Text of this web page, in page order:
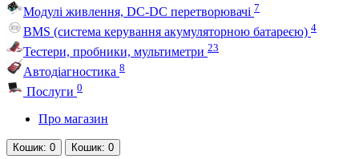
Модулі живлення, DC-DC перетворювачі 7
BMS (система керування акумуляторною батареєю) 4
Тестери, пробники, мультиметри 23
Автодіагностика 8
Послуги 0
Про магазин
Кошик: 0 Кошик: 0